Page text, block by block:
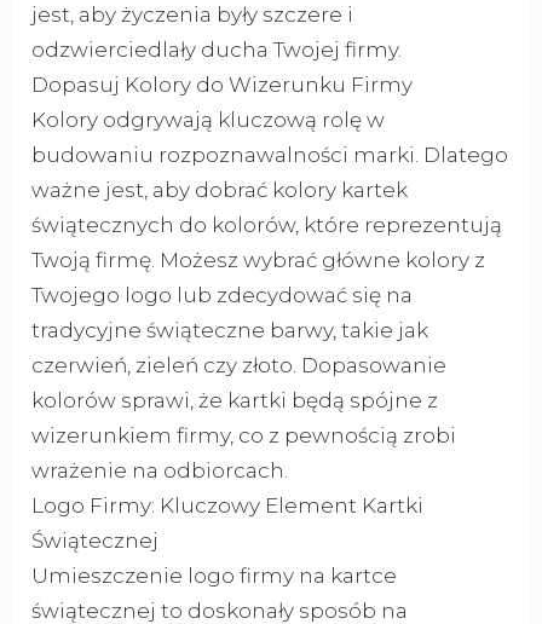
jest, aby życzenia były szczere i
odzwierciedlały ducha Twojej firmy.
Dopasuj Kolory do Wizerunku Firmy
Kolory odgrywają kluczową rolę w
budowaniu rozpoznawalności marki. Dlatego
ważne jest, aby dobrać kolory kartek
świątecznych do kolorów, które reprezentują
Twoją firmę. Możesz wybrać główne kolory z
Twojego logo lub zdecydować się na
tradycyjne świąteczne barwy, takie jak
czerwień, zieleń czy złoto. Dopasowanie
kolorów sprawi, że kartki będą spójne z
wizerunkiem firmy, co z pewnością zrobi
wrażenie na odbiorcach.
Logo Firmy: Kluczowy Element Kartki
Świątecznej
Umieszczenie logo firmy na kartce
świątecznej to doskonały sposób na